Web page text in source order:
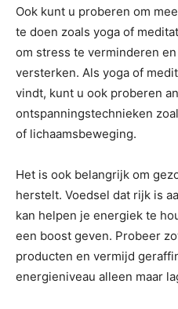
Ook kunt u proberen om
te doen zoals yoga of
om stress te verminderen
versterken. Als yoga of
vindt, kunt u ook proberen
ontspanningstechnieken
of lichaamsbeweging.
Het is ook belangrijk om
herstelt. Voedsel dat rijk is
kan helpen je energiek te
een boost geven. Probeer
producten en vermijd
energieniveau alleen maar